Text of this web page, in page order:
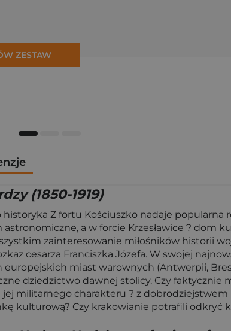
ZESTAW
(1850-1919)
Z fortu Kościuszko nadaje popularna
a w forcie Krzesławice ? dom
zainteresowanie miłośników historii
cesarza Franciszka Józefa. W swojej
miast warownych (Antwerpii,
dziedzictwo dawnej stolicy. Czy faktycznie
militarnego charakteru ? z dobrodziejstwem
kulturową? Czy krakowianie potrafili odkryć